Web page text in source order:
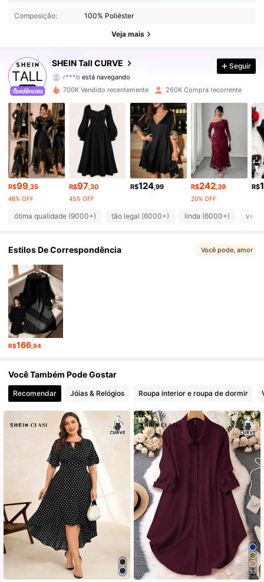
Composição: 100% Poliéster
Veja mais
SHEIN Tall CURVE
194K Seguidores
4,80 194K Seguidores
4,80 194K Seguidores
4,80 194K Seguidores
194K Seguidores
4,80 194K Seguidores
4,80 194K Seguidores
Seguir
700K Vendido recentemente 260K Compra recorrente
R$99,35
46% OFF
R$97,30
45% OFF
R$124,99 R$242,39
20% OFF
R$
ótima qualidade (9000+) tão legal (6000+) linda (6000+)
Estilos De Correspondência Você pode, amor
R$166 ,94
Você Também Pode Gostar
Recomendar Jóias & Relógios Roupa interior e roupa de dormir
10